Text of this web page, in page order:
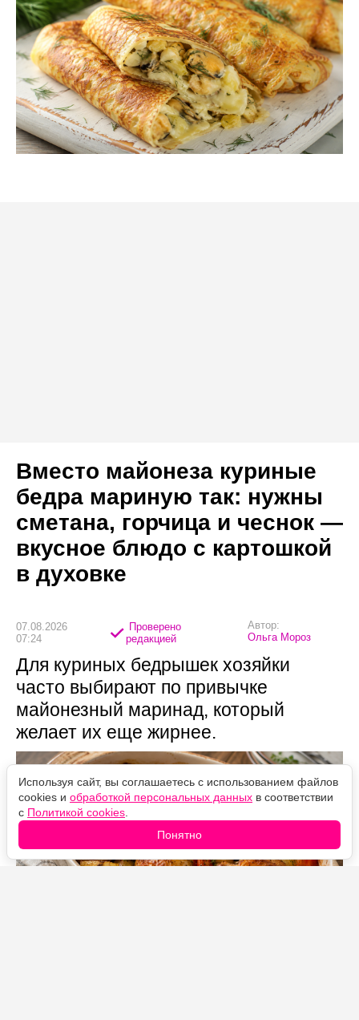
Вместо майонеза куриные
бедра мариную так: нужны
сметана, горчица и чеснок —
вкусное блюдо с картошкой
в духовке
07.08.2026
07:24
Проверено
редакцией
Автор:
Ольга Мороз
Для куриных бедрышек хозяйки
часто выбирают по привычке
майонезный маринад, который
желает их еще жирнее.
Используя сайт, вы соглашаетесь с использованием файлов
cookies и обработкой персональных данных в соответствии
с Политикой cookies
Понятно